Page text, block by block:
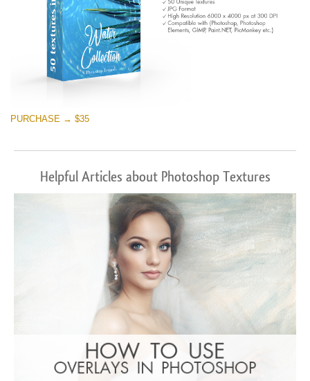
PURCHASE → $35
Helpful Articles about Photoshop Textures